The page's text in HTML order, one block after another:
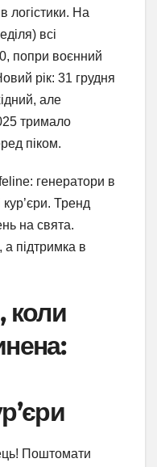
логістики. На
всі
попри воєнний
рік: 31 грудня
але
тримало
піком.
генератори в
Тренд
на свята.
підтримка в
коли
Поштомати